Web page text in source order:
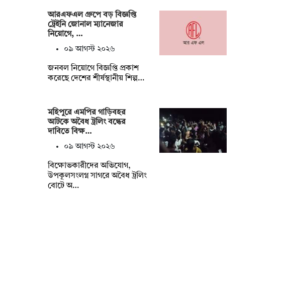
আরএফএল গ্রুপে বড় বিজ্ঞপ্তি
ট্রেইনি জোনাল ম্যানেজার
নিয়োগে, …
০৯ আগস্ট ২০২৬
জনবল নিয়োগে বিজ্ঞপ্তি প্রকাশ
করেছে দেশের শীর্ষস্থানীয় শিল্প…
মহিপুরে এমপির গাড়িবহর
আটকে অবৈধ ট্রলিং বন্ধের
দাবিতে বিক্ষ…
০৯ আগস্ট ২০২৬
বিক্ষোভকারীদের অভিযোগ,
উপকূলসংলগ্ন সাগরে অবৈধ ট্রলিং
বোটে অ…